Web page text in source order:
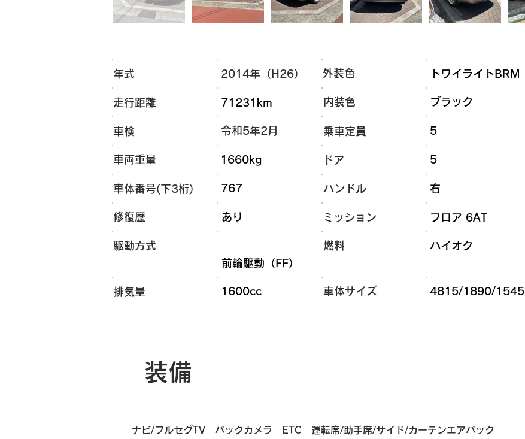
年式 2014年（H26） 外装色 トワイライトBRM
71231km
走行距離 内装色 ブラック
令和5年2月
車検 乗車定員 5
ドア 5
1660kg
車両重量
ハンドル
767
車体番号(下3桁)
ミッション
あり
​修復歴
燃料
​前輪駆動（FF）
​駆動方式
右
フロア 6AT
ハイオク
​車体サイズ 4815/1890/1545
1600cc
排気量
装備
ナビ/フルセグTV　バックカメラ　ETC　運転席/助手席/サイド/カーテンエアバック